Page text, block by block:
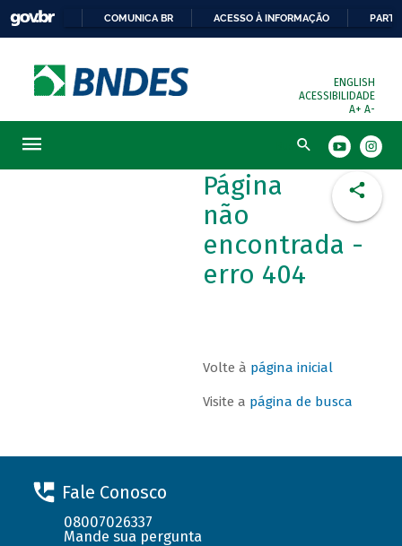
COMUNICA BR ACESSO À INFORMAÇÃO
ENGLISH
ACESSIBILIDADE
A+ A-
Busca
Página
não
encontrada -
erro 404
Volte à página inicial
Visite a página de busca
Fale Conosco
08007026337
Mande sua pergunta